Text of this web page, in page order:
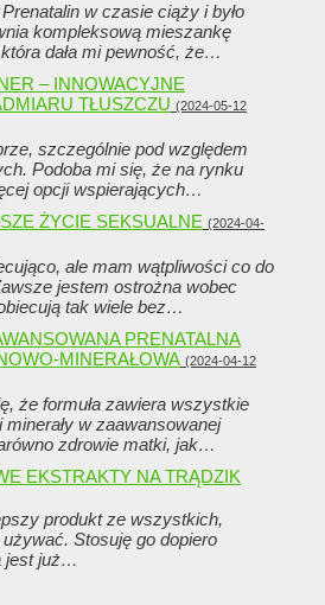
w czasie ciąży i było
kompleksową mieszankę
dała mi pewność, że…
– INNOWACYJNE
TŁUSZCZU (2024-05-12
szczególnie pod względem
Podoba mi się, że na rynku
opcji wspierających…
ŻYCIE SEKSUALNE (2024-04-
ale mam wątpliwości co do
jestem ostrożna wobec
tak wiele bez…
PRENATALNA
MINERAŁOWA (2024-04-12
że formuła zawiera wszystkie
w zaawansowanej
zdrowie matki, jak…
EKSTRAKTY NA TRĄDZIK
produkt ze wszystkich,
Stosuję go dopiero
jest już…